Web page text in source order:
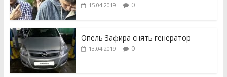
15.04.2019 0
Опель Зафира снять генератор
13.04.2019 0